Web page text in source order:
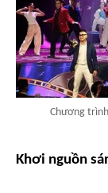
Chương
Khơi nguồn